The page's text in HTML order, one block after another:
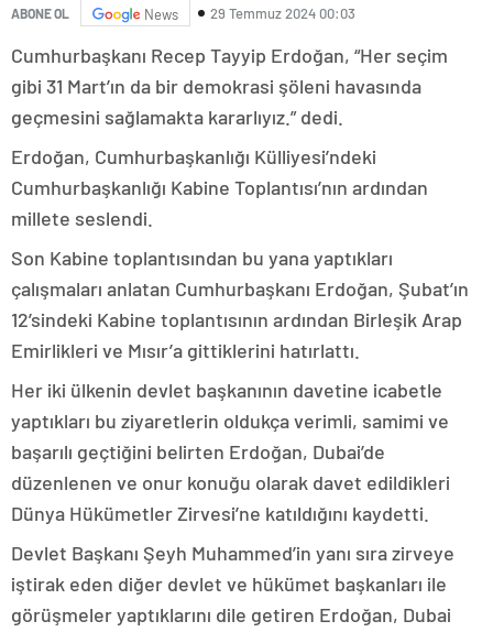
ABONE OL News 29 Temmuz 2024 00:03
Cumhurbaşkanı Recep Tayyip Erdoğan, “Her seçim
gibi 31 Mart’ın da bir demokrasi şöleni havasında
geçmesini sağlamakta kararlıyız.” dedi.
Erdoğan, Cumhurbaşkanlığı Külliyesi’ndeki
Cumhurbaşkanlığı Kabine Toplantısı’nın ardından
millete seslendi.
Son Kabine toplantısından bu yana yaptıkları
çalışmaları anlatan Cumhurbaşkanı Erdoğan, Şubat’ın
12’sindeki Kabine toplantısının ardından Birleşik Arap
Emirlikleri ve Mısır’a gittiklerini hatırlattı.
Her iki ülkenin devlet başkanının davetine icabetle
yaptıkları bu ziyaretlerin oldukça verimli, samimi ve
başarılı geçtiğini belirten Erdoğan, Dubai’de
düzenlenen ve onur konuğu olarak davet edildikleri
Dünya Hükümetler Zirvesi’ne katıldığını kaydetti.
Devlet Başkanı Şeyh Muhammed’in yanı sıra zirveye
iştirak eden diğer devlet ve hükümet başkanları ile
görüşmeler yaptıklarını dile getiren Erdoğan, Dubai